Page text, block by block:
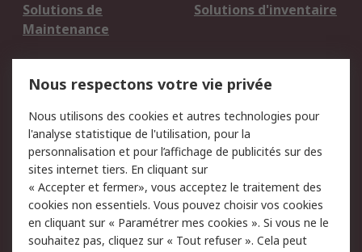
Solutions de
Maintenance
Solutions d'inventaire
du site
Politique de protection
des données - Mise à
jour
Sécurité des E-mails
Conditions générales
de vente
Politique anti-
corruption
Campagnes marketing
Nous respectons votre vie privée
Nous utilisons des cookies et autres technologies pour
l'analyse statistique de l'utilisation, pour la
personnalisation et pour l’affichage de publicités sur des
sites internet tiers. En cliquant sur
« Accepter et fermer», vous acceptez le traitement des
cookies non essentiels. Vous pouvez choisir vos cookies
en cliquant sur « Paramétrer mes cookies ». Si vous ne le
souhaitez pas, cliquez sur « Tout refuser ». Cela peut